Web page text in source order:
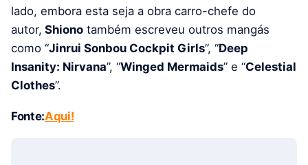
lado, embora esta seja a obra carro-chefe do
autor, Shiono também escreveu outros mangás
como “Jinrui Sonbou Cockpit Girls”, “Deep
Insanity: Nirvana”, “Winged Mermaids” e “Celestial
Clothes”.
Fonte:Aqui!